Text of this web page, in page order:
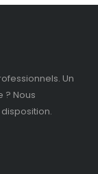
Un
? Nous